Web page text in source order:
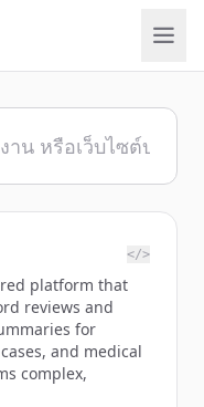
</>
platform that
reviews and
for
and medical
complex,